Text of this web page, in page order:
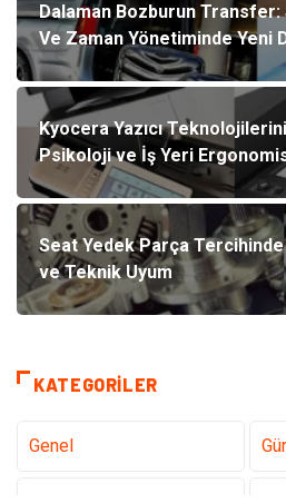
Dalaman Bozburun
Ve Zaman Yönetiminde Yeni
Kyocera Yazıcı
Psikoloji ve İş Yeri
Seat Yedek Parça
ve Teknik Uyum
KATEGORILER
Genel